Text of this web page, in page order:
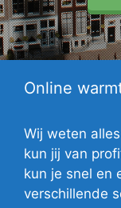
Online
Wij weten
kun jij van
kun je snel en
verschillende